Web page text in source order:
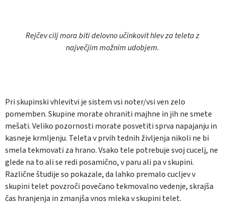
Rejčev cilj mora biti delovno učinkovit hlev za teleta z
največjim možnim udobjem.
Pri skupinski vhlevitvi je sistem vsi noter/vsi ven zelo
pomemben. Skupine morate ohraniti majhne in jih ne smete
mešati. Veliko pozornosti morate posvetiti sprva napajanju in
kasneje krmljenju. Teleta v prvih tednih življenja nikoli ne bi
smela tekmovati za hrano. Vsako tele potrebuje svoj cucelj, ne
glede na to ali se redi posamično, v paru ali pa v skupini.
Različne študije so pokazale, da lahko premalo cucljev v
skupini telet povzroči povečano tekmovalno vedenje, skrajša
čas hranjenja in zmanjša vnos mleka v skupini telet.